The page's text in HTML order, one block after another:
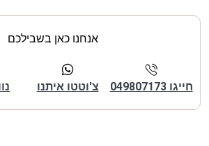
אנחנו כאן בשבילכם
חייגו 049807173 צ'וטטו איתנו